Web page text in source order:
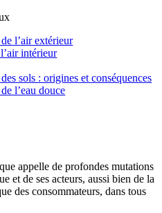
l’air extérieur
intérieur
sols : origines et conséquences
l’eau douce
appelle de profondes mutations
et de ses acteurs, aussi bien de la
des consommateurs, dans tous